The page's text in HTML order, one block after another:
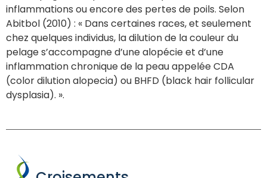
inflammations ou encore des pertes de poils. Selon
Abitbol (2010) : « Dans certaines races, et seulement
chez quelques individus, la dilution de la couleur du
pelage s’accompagne d’une alopécie et d’une
inflammation chronique de la peau appelée CDA
(color dilution alopecia) ou BHFD (black hair follicular
dysplasia). ».